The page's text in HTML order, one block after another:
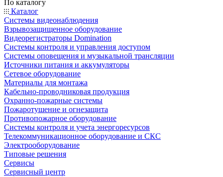
По каталогу
Каталог
Системы видеонаблюдения
Взрывозащищенное оборудование
Видеорегистраторы Domination
Системы контроля и управления доступом
Системы оповещения и музыкальной трансляции
Источники питания и аккумуляторы
Сетевое оборудование
Материалы для монтажа
Кабельно-проводниковая продукция
Охранно-пожарные системы
Пожаротушение и огнезащита
Противопожарное оборудование
Системы контроля и учета энергоресурсов
Телекоммуникационное оборудование и СКС
Электрооборудование
Типовые решения
Сервисы
Сервисный центр